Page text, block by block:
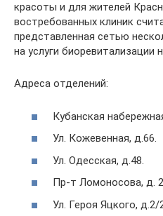
красоты и для жителей
востребованных клиник
представленная сетью
на услуги биоревитализации
Адреса отделений:
Кубанская
Ул. Кожевенная, д.66.
Ул. Одесская, д.48.
Пр-т Ломоносова, д.
Ул. Героя Яцкого, д.2/